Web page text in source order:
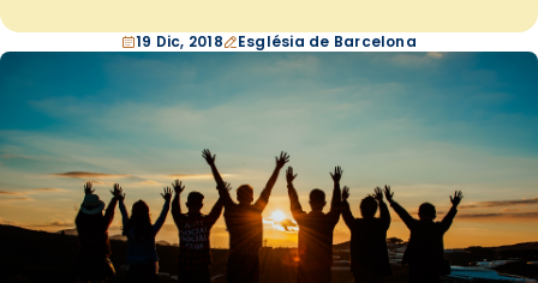
19 Dic, 2018 Església de Barcelona